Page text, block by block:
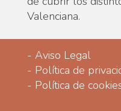
Valenciana.
- Aviso Legal
- Política de
- Política de